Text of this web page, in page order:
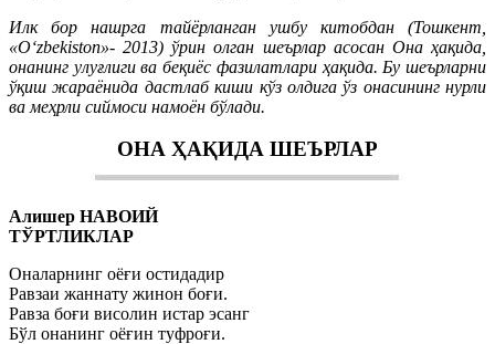
Илк бор нашрга тайёрланган ушбу китобдан (Тошкент,
«O‘zbekiston»- 2013) ўрин олган шеърлар асосан Она ҳақида,
онанинг улуғлиги ва беқиёс фазилатлари ҳақида. Бу шеърларни
ўқиш жараёнида дастлаб киши кўз олдига ўз онасининг нурли
ва меҳрли сиймоси намоён бўлади.
ОНА ҲАҚИДА ШЕЪРЛАР
Алишер НАВОИЙ
ТЎРТЛИКЛАР
Оналарнинг оёғи остидадир
Равзаи жаннату жинон боғи.
Равза боғи висолин истар эсанг
Бўл онанинг оёғин туфроғи.